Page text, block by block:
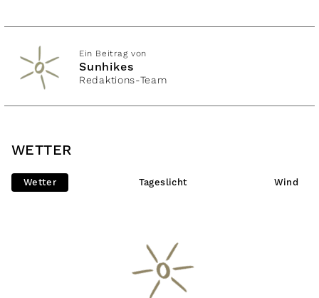
Ein Beitrag von
Sunhikes
Redaktions-Team
WETTER
Wetter Tageslicht Wind